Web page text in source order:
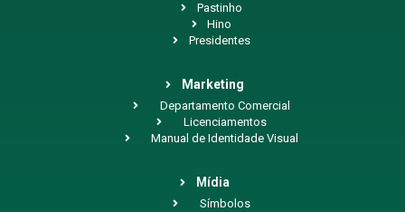
Pastinho
Hino
Presidentes
Marketing
Departamento Comercial
Licenciamentos
Manual de Identidade Visual
Mídia
Símbolos